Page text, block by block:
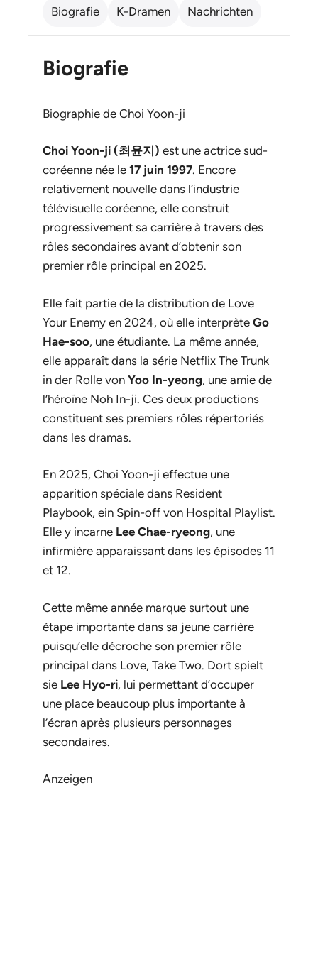
Biografie K-Dramen Nachrichten
Biografie
Biographie de Choi Yoon-ji
Choi Yoon-ji (최윤지) est une actrice sud-
coréenne née le 17 juin 1997. Encore
relativement nouvelle dans l’industrie
télévisuelle coréenne, elle construit
progressivement sa carrière à travers des
rôles secondaires avant d’obtenir son
premier rôle principal en 2025.
Elle fait partie de la distribution de Love
Your Enemy en 2024, où elle interprète Go
Hae-soo, une étudiante. La même année,
elle apparaît dans la série Netflix The Trunk
in der Rolle von Yoo In-yeong, une amie de
l’héroïne Noh In-ji. Ces deux productions
constituent ses premiers rôles répertoriés
dans les dramas.
En 2025, Choi Yoon-ji effectue une
apparition spéciale dans Resident
Playbook, ein Spin-off von Hospital Playlist.
Elle y incarne Lee Chae-ryeong, une
infirmière apparaissant dans les épisodes 11
et 12.
Cette même année marque surtout une
étape importante dans sa jeune carrière
puisqu’elle décroche son premier rôle
principal dans Love, Take Two. Dort spielt
sie Lee Hyo-ri, lui permettant d’occuper
une place beaucoup plus importante à
l’écran après plusieurs personnages
secondaires.
Anzeigen